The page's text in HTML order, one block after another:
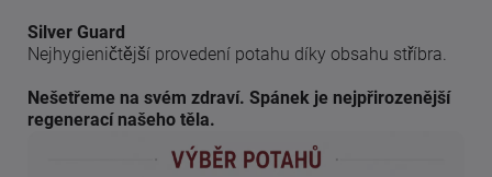
Silver Guard
Nejhygieničtější provedení potahu díky obsahu stříbra.
Nešetřeme na svém zdraví. Spánek je nejpřirozenější
regenerací našeho těla.